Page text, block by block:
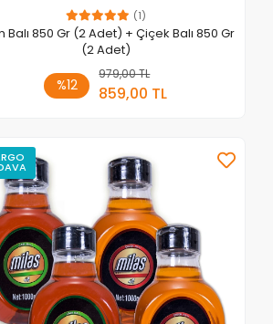
(1)
Balı 850 Gr (2 Adet) + Çiçek Balı 850 Gr
(2 Adet)
%12
979,00 TL
859,00 TL
Sepete Ekle